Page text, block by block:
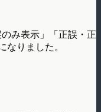
み表示」「正誤・正
りました。